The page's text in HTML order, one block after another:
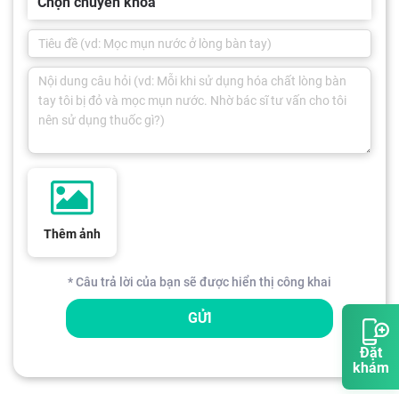
Đặt
khám
Thêm ảnh
* Câu trả lời của bạn sẽ được hiển thị công khai
GỬI